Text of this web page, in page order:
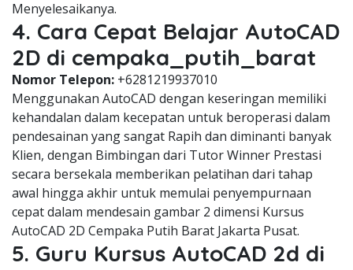
Menyelesaikanya.
4. Cara Cepat Belajar AutoCAD
2D di cempaka_putih_barat
Nomor Telepon: +6281219937010
Menggunakan AutoCAD dengan keseringan memiliki
kehandalan dalam kecepatan untuk beroperasi dalam
pendesainan yang sangat Rapih dan diminanti banyak
Klien, dengan Bimbingan dari Tutor Winner Prestasi
secara bersekala memberikan pelatihan dari tahap
awal hingga akhir untuk memulai penyempurnaan
cepat dalam mendesain gambar 2 dimensi Kursus
AutoCAD 2D Cempaka Putih Barat Jakarta Pusat.
5. Guru Kursus AutoCAD 2d di